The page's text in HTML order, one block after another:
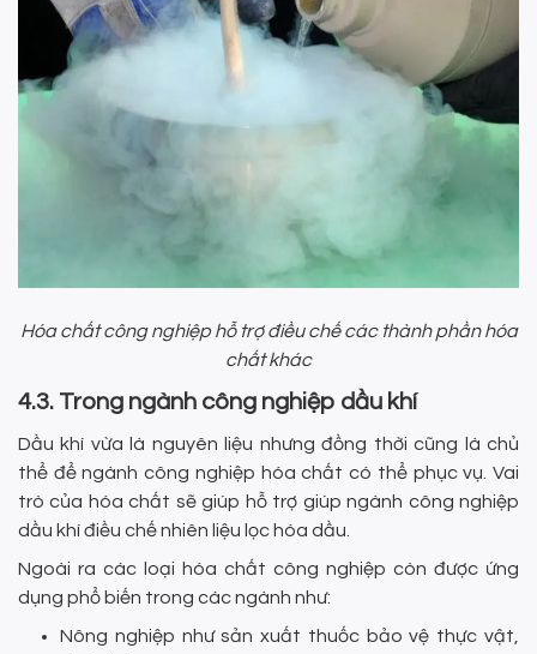
Hóa chất công nghiệp hỗ trợ điều chế các thành phần hóa
chất khác
4.3. Trong ngành công nghiệp dầu khí
Dầu khí vừa là nguyên liệu nhưng đồng thời cũng là chủ
thể để ngành công nghiệp hóa chất có thể phục vụ. Vai
trò của hóa chất sẽ giúp hỗ trợ giúp ngành công nghiệp
dầu khí điều chế nhiên liệu lọc hóa dầu.
Ngoài ra các loại hóa chất công nghiệp còn được ứng
dụng phổ biến trong các ngành như:
Nông nghiệp như sản xuất thuốc bảo vệ thực vật,